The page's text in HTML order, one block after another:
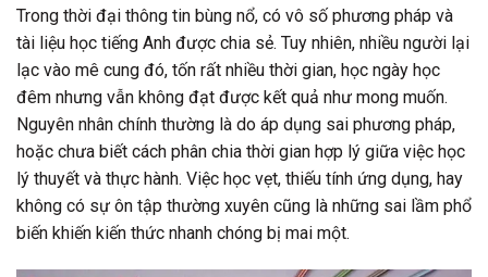
Trong thời đại thông tin bùng nổ, có vô số phương pháp và
tài liệu học tiếng Anh được chia sẻ. Tuy nhiên, nhiều người lại
lạc vào mê cung đó, tốn rất nhiều thời gian, học ngày học
đêm nhưng vẫn không đạt được kết quả như mong muốn.
Nguyên nhân chính thường là do áp dụng sai phương pháp,
hoặc chưa biết cách phân chia thời gian hợp lý giữa việc học
lý thuyết và thực hành. Việc học vẹt, thiếu tính ứng dụng, hay
không có sự ôn tập thường xuyên cũng là những sai lầm phổ
biến khiến kiến thức nhanh chóng bị mai một.